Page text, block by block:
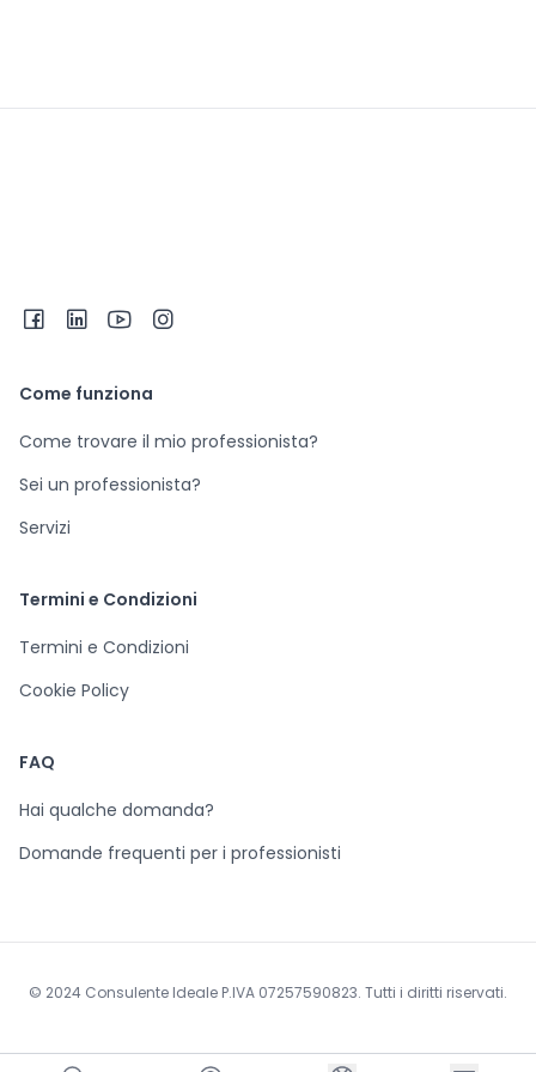
Come funziona
Come trovare il mio professionista?
Sei un professionista?
Servizi
Termini e Condizioni
Termini e Condizioni
Cookie Policy
FAQ
Hai qualche domanda?
Domande frequenti per i professionisti
© 2024 Consulente Ideale P.IVA 07257590823. Tutti i diritti riservati.